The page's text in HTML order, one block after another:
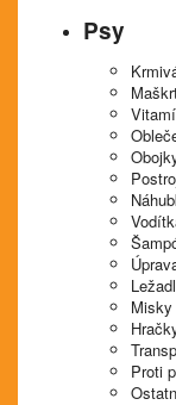
Psy
Proti